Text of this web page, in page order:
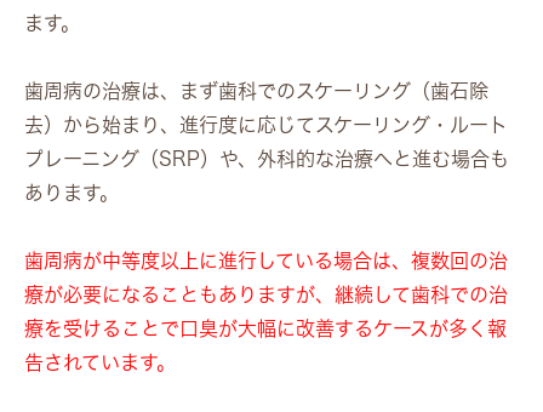
ます。
歯周病の治療は、まず歯科でのスケーリング（歯石除
去）から始まり、進行度に応じてスケーリング・ルート
プレーニング（SRP）や、外科的な治療へと進む場合も
あります。
歯周病が中等度以上に進行している場合は、複数回の治
療が必要になることもありますが、継続して歯科での治
療を受けることで口臭が大幅に改善するケースが多く報
告されています。